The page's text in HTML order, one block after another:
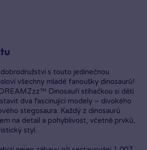
být vdechnuty nebo polknuty.
se základními požadavky na
s touto jedinečnou
všechny mladé fanoušky dinosaurů!
Dinosauří stíhačkou si děti
dva fascinující modely – divokého
stegosaura. Každý z dinosaurů
na detail a pohyblivost, včetně prvků,
styl.